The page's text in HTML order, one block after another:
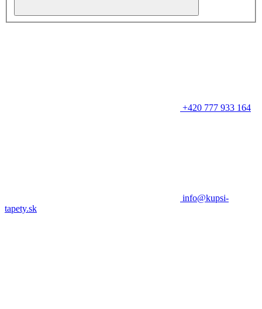
+420 777 933 164
info@kupsi-
tapety.sk